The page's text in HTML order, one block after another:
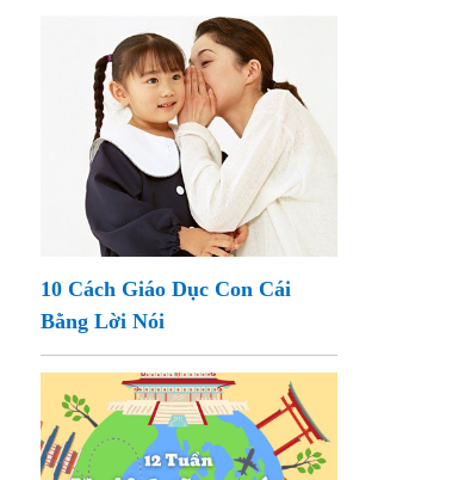
10 Cách Giáo Dục Con Cái
Bằng Lời Nói